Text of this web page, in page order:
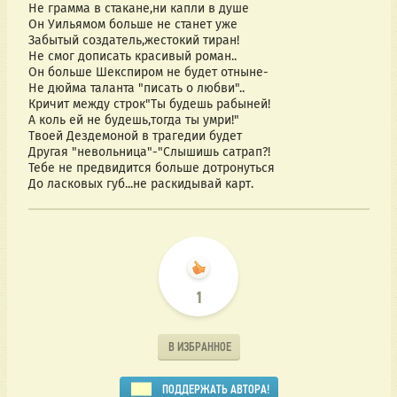
Не грамма в стакане,ни капли в душе
Он Уильямом больше не станет уже
Забытый создатель,жестокий тиран!
Не смог дописать красивый роман..
Он больше Шекспиром не будет отныне-
Не дюйма таланта "писать о любви"..
Кричит между строк"Ты будешь рабыней!
А коль ей не будешь,тогда ты умри!"
Твоей Дездемоной в трагедии будет
Другая "невольница"-"Слышишь сатрап?!
Тебе не предвидится больше дотронуться
До ласковых губ...не раскидывай карт.
1
В ИЗБРАННОЕ
ПОДДЕРЖАТЬ АВТОРА!